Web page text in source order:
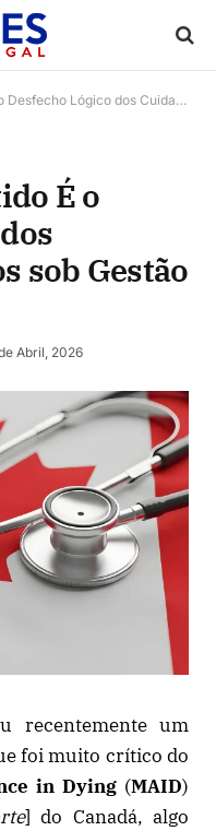
dos Cuidados Médicos sob Gestão Estatal
É o
sob Gestão
Abril, 2026
recentemente um
foi muito crítico do
in Dying (MAID)
] do Canadá, algo